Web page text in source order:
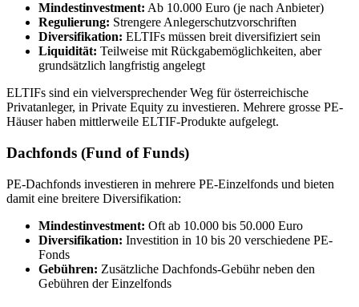
Mindestinvestment: Ab 10.000 Euro (je nach Anbieter)
Regulierung: Strengere Anlegerschutzvorschriften
Diversifikation: ELTIFs müssen breit diversifiziert sein
Liquidität: Teilweise mit Rückgabemöglichkeiten, aber
grundsätzlich langfristig angelegt
ELTIFs sind ein vielversprechender Weg für österreichische
Privatanleger, in Private Equity zu investieren. Mehrere grosse PE-
Häuser haben mittlerweile ELTIF-Produkte aufgelegt.
Dachfonds (Fund of Funds)
PE-Dachfonds investieren in mehrere PE-Einzelfonds und bieten
damit eine breitere Diversifikation:
Mindestinvestment: Oft ab 10.000 bis 50.000 Euro
Diversifikation: Investition in 10 bis 20 verschiedene PE-
Fonds
Gebühren: Zusätzliche Dachfonds-Gebühr neben den
Gebühren der Einzelfonds